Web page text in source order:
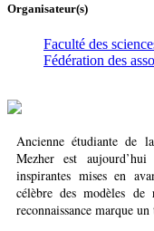
Organisateur(s)
Faculté des
Fédération des
Ancienne étudiante de
Mezher est
inspirantes mises en
célèbre des modèles de
reconnaissance marque